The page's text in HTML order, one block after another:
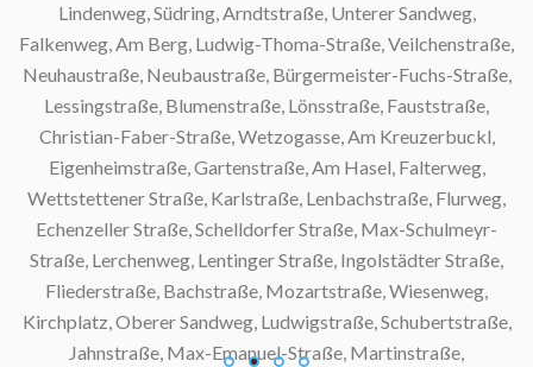
Lindenweg, Südring, Arndtstraße, Unterer Sandweg,
Falkenweg, Am Berg, Ludwig-Thoma-Straße, Veilchenstraße,
Neuhaustraße, Neubaustraße, Bürgermeister-Fuchs-Straße,
Lessingstraße, Blumenstraße, Lönsstraße, Fauststraße,
Christian-Faber-Straße, Wetzogasse, Am Kreuzerbuckl,
Eigenheimstraße, Gartenstraße, Am Hasel, Falterweg,
Wettstettener Straße, Karlstraße, Lenbachstraße, Flurweg,
Echenzeller Straße, Schelldorfer Straße, Max-Schulmeyr-
Straße, Lerchenweg, Lentinger Straße, Ingolstädter Straße,
Fliederstraße, Bachstraße, Mozartstraße, Wiesenweg,
Kirchplatz, Oberer Sandweg, Ludwigstraße, Schubertstraße,
Jahnstraße, Max-Emanuel-Straße, Martinstraße,